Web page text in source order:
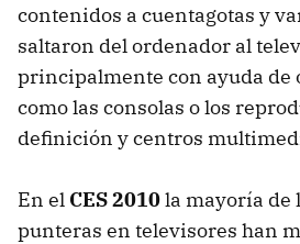
contenidos a cuentagotas y
saltaron del ordenador al
principalmente con ayuda de
como las consolas o los
definición y centros
En el CES 2010la mayoría de
punteras en televisores han